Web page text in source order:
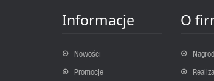
Informacje
Nowości
Promocje
O